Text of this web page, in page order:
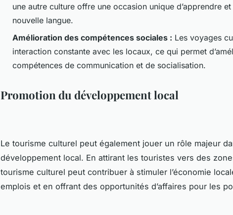
une autre culture offre une occasion unique d’apprendre
nouvelle langue.
Amélioration des compétences sociales : Les voyages
interaction constante avec les locaux, ce qui permet
compétences de communication et de socialisation.
Promotion du développement local
Le tourisme culturel peut également jouer un rôle majeur
développement local. En attirant les touristes vers des
tourisme culturel peut contribuer à stimuler l’économie
emplois et en offrant des opportunités d’affaires pour les